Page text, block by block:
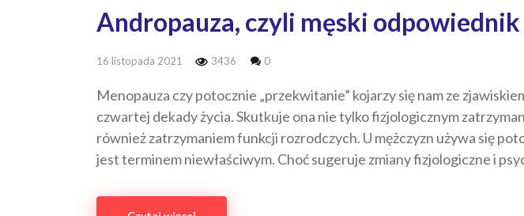
Andropauza, czyli męski
16 listopada 2021 3436 0
Menopauza czy potocznie „przekwitanie” kojarzy się nam ze
czwartej dekady życia. Skutkuje ona nie tylko fizjologicznym
również zatrzymaniem funkcji rozrodczych. U mężczyzn używa się
jest terminem niewłaściwym. Choć sugeruje zmiany fizjologiczne i